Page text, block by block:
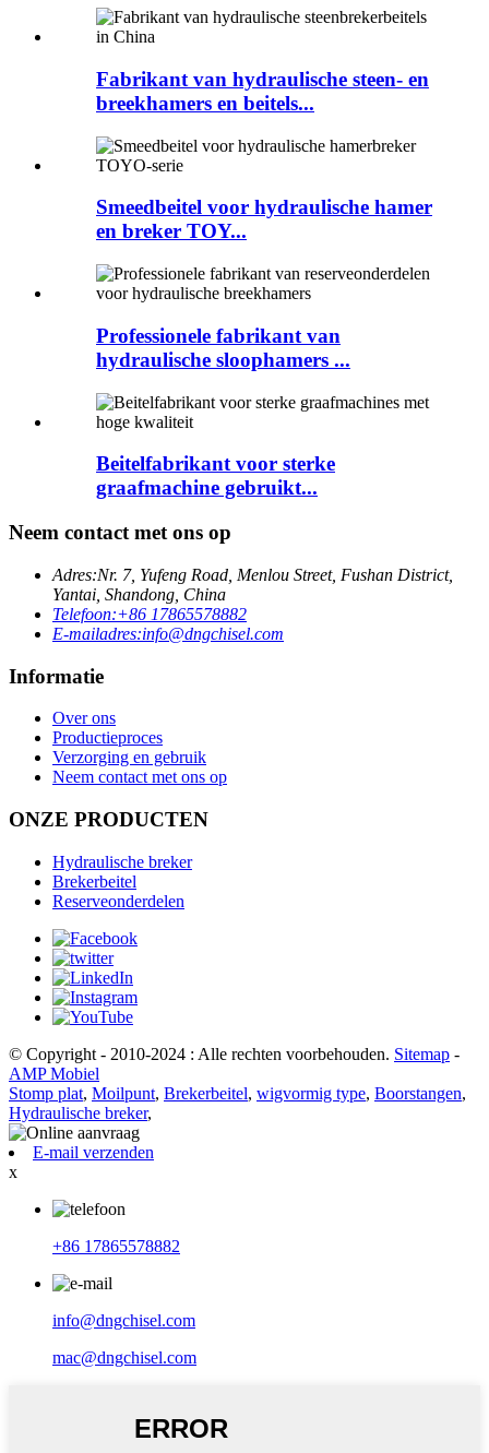
Fabrikant van hydraulische steen- en
breekhamers en beitels...
Smeedbeitel voor hydraulische hamer
en breker TOY...
Professionele fabrikant van
hydraulische sloophamers ...
Beitelfabrikant voor sterke
graafmachine gebruikt...
Neem contact met ons op
Adres:Nr. 7, Yufeng Road, Menlou Street, Fushan District,
Yantai, Shandong, China
Telefoon:+86 17865578882
E-mailadres:info@dngchisel.com
Informatie
Over ons
Productieproces
Verzorging en gebruik
Neem contact met ons op
ONZE PRODUCTEN
Hydraulische breker
Brekerbeitel
Reserveonderdelen
© Copyright - 2010-2024 : Alle rechten voorbehouden. Sitemap -
AMP Mobiel
Stomp plat, Moilpunt, Brekerbeitel, wigvormig type, Boorstangen,
Hydraulische breker,
E-mail verzenden
x
+86 17865578882
info@dngchisel.com
mac@dngchisel.com